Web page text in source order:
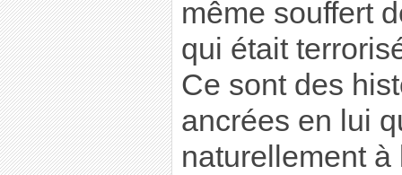
même souffert
qui était
Ce sont des
ancrées en lui
naturellement à